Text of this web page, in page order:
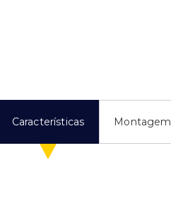
Características Montagem